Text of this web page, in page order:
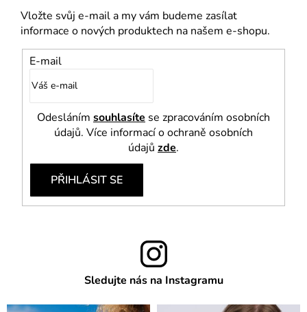
Vložte svůj e-mail a my vám budeme zasílat
informace o nových produktech na našem e-shopu.
E-mail
Odesláním souhlasíte se zpracováním osobních
údajů. Více informací o ochraně osobních
údajů zde.
PŘIHLÁSIT SE
Sledujte nás na Instagramu